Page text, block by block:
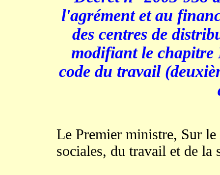
l'agrément et au
des centres de
modifiant le
code du travail
Le Premier ministre, Sur
sociales, du travail et de la